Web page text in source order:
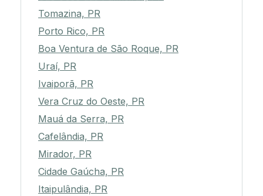
Tomazina, PR
Porto Rico, PR
Boa Ventura de São Roque, PR
Uraí, PR
Ivaiporã, PR
Vera Cruz do Oeste, PR
Mauá da Serra, PR
Cafelândia, PR
Mirador, PR
Cidade Gaúcha, PR
Itaipulândia, PR